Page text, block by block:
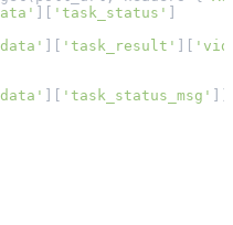
'task_status'
'task_result'
'task_status_msg'